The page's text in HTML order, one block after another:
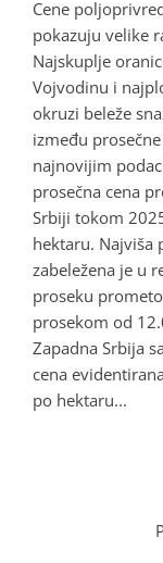
Cene
pokazuju velike
Najskuplje
Vojvodinu i
okruzi beleže
između
najnovijim
prosečna cena
Srbiji tokom
hektaru. Najviša
zabeležena je u
proseku
prosekom od
Zapadna Srbija
cena
po hektaru...